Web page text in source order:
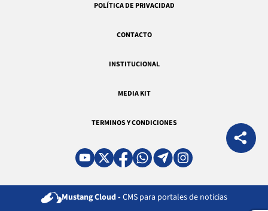
POLÍTICA DE PRIVACIDAD
CONTACTO
INSTITUCIONAL
MEDIA KIT
TERMINOS Y CONDICIONES
Mustang Cloud - CMS para portales de noticias